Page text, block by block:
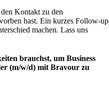
Kontakt zu den
hast. Ein kurzes Follow-up
machen. Lass uns
brauchst, um Business
(m/w/d) mit Bravour zu